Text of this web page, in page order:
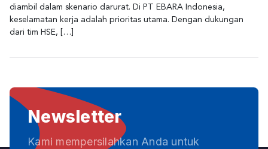
diambil dalam skenario darurat. Di PT EBARA Indonesia,
keselamatan kerja adalah prioritas utama. Dengan dukungan
dari tim HSE, […]
Newsletter
Kami mempersilahkan Anda untuk